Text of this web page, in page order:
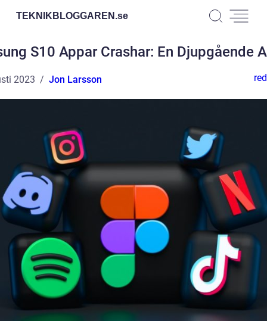
TEKNIKBLOGGAREN.se
S10 Appar Crashar: En Djupgående
2023 Jon Larsson